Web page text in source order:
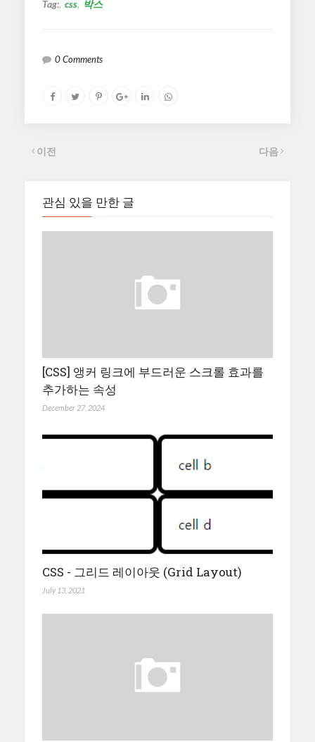
Tag: css 박스
0 Comments
다음
이전
관심 있을 만한 글
[CSS] 앵커 링크에 부드러운 스크롤 효과를
추가하는 속성
December 27, 2024
CSS - 그리드 레이아웃 (Grid Layout)
July 13, 2021